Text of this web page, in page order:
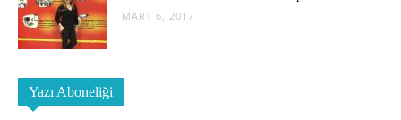
MART 6, 2017
Yazı Aboneliği